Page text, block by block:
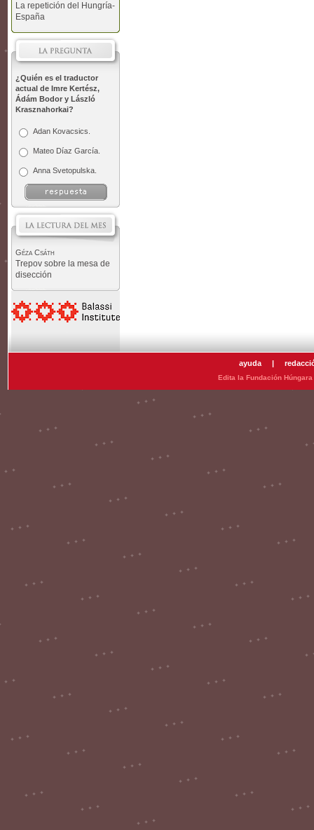
La repetición del Hungría-
España
¿Quién es el traductor
actual de Imre Kertész,
Ádám Bodor y László
Krasznahorkai?
Adan Kovacsics.
Mateo Díaz García.
Anna Svetopulska.
Géza Csáth
Trepov sobre la mesa de
disección
ayuda |
Edita la Fundación